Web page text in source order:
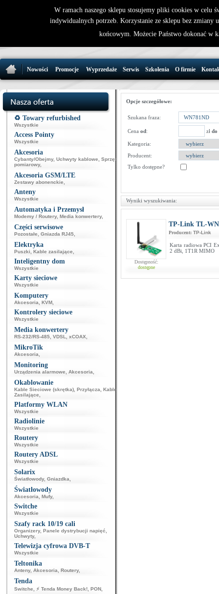
32 721 86
Nowości Promocje Wyprzedaże Serwis Szkolenia O firmie
♻️ Towary refurbished
Wszystkie
Access Pointy
Wszystkie
Akcesoria
Cybanty/Obejmy, Uchwyty kablowe
Sprzęt
pomiarowy,
Akcesoria GSM/LTE
Zestawy abonenckie
Anteny
Wszystkie
Automatyka i Przemysł
Modemy / Routery, Media konwertery,
Części serwisowe
Pozostałe Gniazda RJ45
Elektryka
Puszki Kable zasilające
Inteligentny dom
Wszystkie
Karty sieciowe
Wszystkie
Komputery
Akcesoria KVM
Kontrolery sieciowe
Wszystkie
Media konwertery
RS-232/RS-485 VDSL xCOAX
MikroTik
Akcesoria
Monitoring
Urządzenia alarmowe Akcesoria
Okablowanie
Kable Sieciowe (skrętka) Przyłącza
Kable
Zasilające
Platformy WLAN
Wszystkie
Radiolinie
Wszystkie
Routery
Wszystkie
Routery ADSL
Wszystkie
Solarix
Światłowody, Gniazdka
Światłowody
Akcesoria Mufy,
Switche
Wszystkie
Szafy rack 10/19 cali
Organizery, Panele dystrybucji napięć
Uchwyty,
Telewizja cyfrowa DVB-T
Wszystkie
Teltonika
Anteny, Akcesoria Routery,
Tenda
Switche ⚡ Tenda Money Back! PON
Opcje szczegółowe:
Szukana fraza:
Cena od: zł do
Kategoria:
Producent:
Tylko dostępne?
Wyniki wyszukiwania:
Dostępność:
dostępne
TP-Link TL-
Producent: TP-Link
Karta radiowa PCI
2 dBi, 1T1R MIMO
W ramach naszego sklepu stosujemy pliki cookies w celu
indywidualnych potrzeb. Korzystanie ze sklepu bez zmiany
końcowym. Możecie Państwo dokonać w